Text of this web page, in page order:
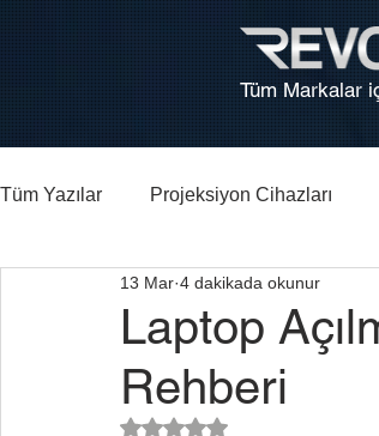
Tüm Markalar
Tüm Yazılar Projeksiyon Cihazları
Bilgisayar, Laptop Tamiri Ankara
Laptop
Rehberi
13 Mar 4 dakikada okunur
5 üzerinden NaN yıldız